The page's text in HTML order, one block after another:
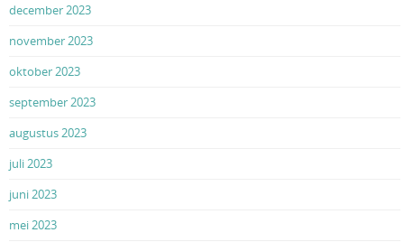
december 2023
november 2023
oktober 2023
september 2023
augustus 2023
juli 2023
juni 2023
mei 2023